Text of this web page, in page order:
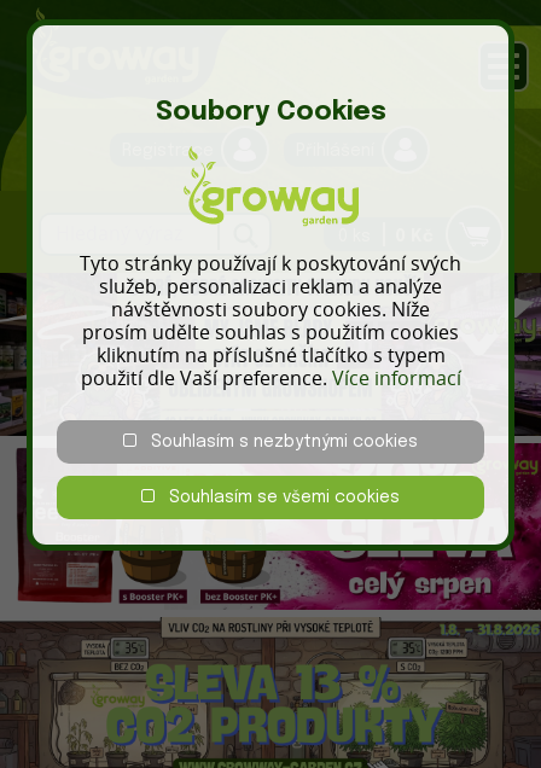
Soubory Cookies
Tyto stránky používají k poskytování svých
služeb, personalizaci reklam a analýze
návštěvnosti soubory cookies. Níže
prosím udělte souhlas s použitím cookies
kliknutím na příslušné tlačítko s typem
použití dle Vaší preference. Více informací
Souhlasím s nezbytnými cookies
Souhlasím se všemi cookies
Registrace